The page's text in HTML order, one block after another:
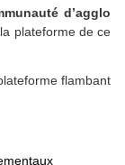
d’agglo
plateforme de ce
flambant